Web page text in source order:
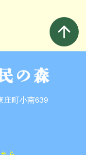
arrow_upward
庄町小南639